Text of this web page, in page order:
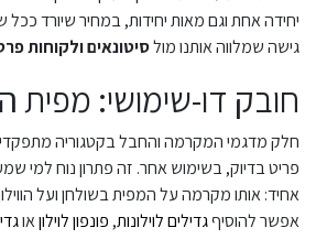
יחידה אחת וגם מאות יחידות, במחיר שיורד
גישה שמלווה אותנו מולסיטונאים ולקוחות
חובק דו-שימושי: מפית
חלק מדגמי המקרמה והחבל בקטגוריה
פריט בדיוק, בשימוש אחר. זה פתרון נוח למי
אחיד: אותו מקרמה על המפית בשולחן ועל
אפשר להוסיףגדילים לוילונות, פונפון לוילוןאו